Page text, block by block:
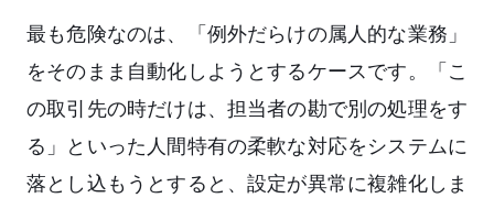
最も危険なのは、「例外だらけの属人的な業務」
をそのまま自動化しようとするケースです。「こ
の取引先の時だけは、担当者の勘で別の処理をす
る」といった人間特有の柔軟な対応をシステムに
落とし込もうとすると、設定が異常に複雑化しま